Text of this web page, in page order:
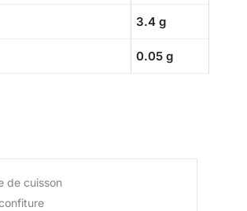
3.4 g
0.05 g
de cuisson